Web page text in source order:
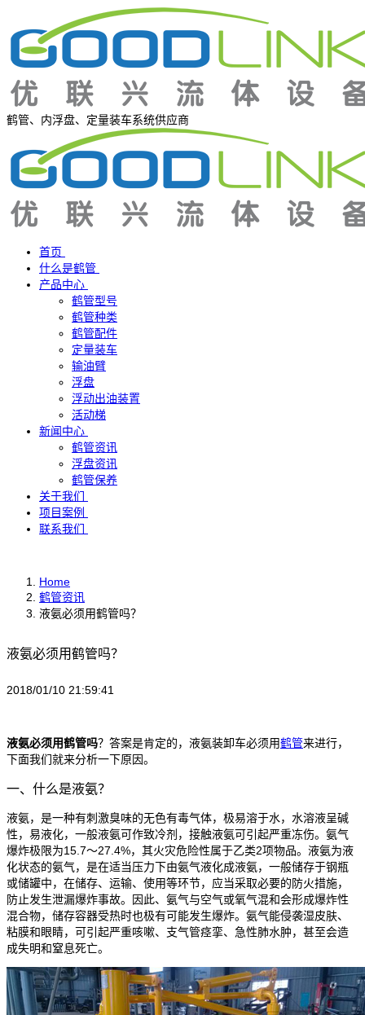
鹤管、内浮盘、定量装车系统供应商
首页
什么是鹤管
产品中心
鹤管型号
鹤管种类
鹤管配件
定量装车
输油臂
浮盘
浮动出油装置
活动梯
新闻中心
鹤管资讯
浮盘资讯
鹤管保养
关于我们
项目案例
联系我们
Home
鹤管资讯
液氨必须用鹤管吗？
液氨必须用鹤管吗？
2018/01/10 21:59:41
液氨必须用鹤管吗？答案是肯定的，液氨装卸车必须用鹤管来进行，
下面我们就来分析一下原因。
一、什么是液氨？
液氨，是一种有刺激臭味的无色有毒气体，极易溶于水，水溶液呈碱
性，易液化，一般液氨可作致冷剂，接触液氨可引起严重冻伤。氨气
爆炸极限为15.7～27.4%，其火灾危险性属于乙类2项物品。液氨为液
化状态的氨气，是在适当压力下由氨气液化成液氨，一般储存于钢瓶
或储罐中，在储存、运输、使用等环节，应当采取必要的防火措施，
防止发生泄漏爆炸事故。因此、氨气与空气或氧气混和会形成爆炸性
混合物，储存容器受热时也极有可能发生爆炸。氨气能侵袭湿皮肤、
粘膜和眼睛，可引起严重咳嗽、支气管痉挛、急性肺水肿，甚至会造
成失明和窒息死亡。